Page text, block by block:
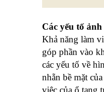
Các yếu tố
Khả năng làm
góp phần vào
các yếu tố về
nhẵn bề mặt
việc của ổ tang